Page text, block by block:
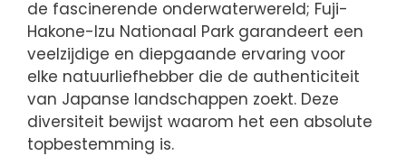
de fascinerende onderwaterwereld; Fuji-
Hakone-Izu Nationaal Park garandeert een
veelzijdige en diepgaande ervaring voor
elke natuurliefhebber die de authenticiteit
van Japanse landschappen zoekt. Deze
diversiteit bewijst waarom het een absolute
topbestemming is.